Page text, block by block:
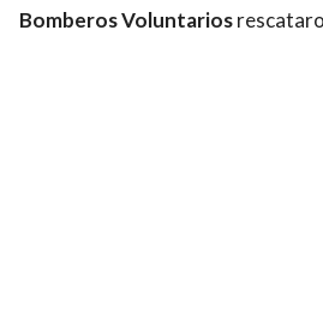
Bomberos Voluntarios